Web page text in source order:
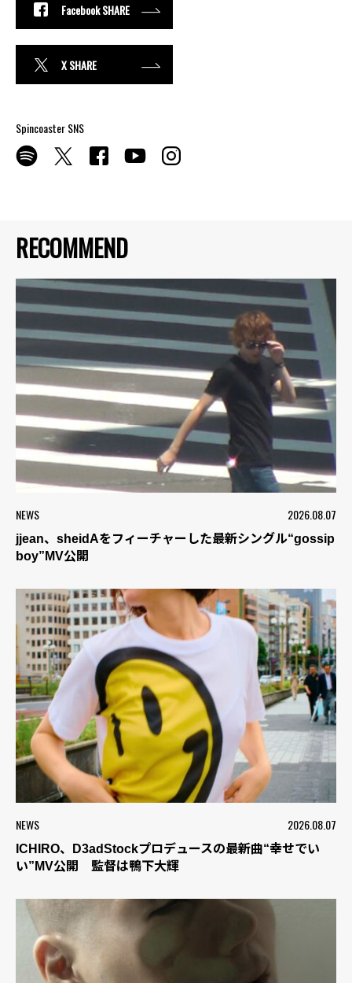
RECOMMEND
NEWS 2026.08.07
jjean、sheidAをフィーチャーした最新シングル“gossip
boy”MV公開
NEWS 2026.08.07
ICHIRO、D3adStockプロデュースの最新曲“幸せでい
い”MV公開 監督は鴨下大輝
Facebook SHARE
X SHARE
Spincoaster SNS